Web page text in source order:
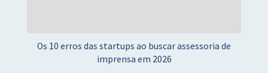
Os 10 erros das startups ao buscar assessoria de
imprensa em 2026